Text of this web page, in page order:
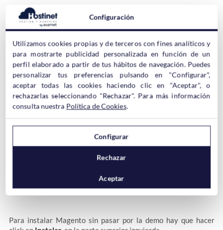
Añades los datos de acceso y entrarás a un panel de
administración completo para que puedas ver todas las
posibilidades que ofrece Magento antes de instalarlo.
Configurando la Instalación de
Magento
Para instalar Magento sin pasar por la demo hay que hacer
Configuración
Utilizamos cookies propias y de terceros con fines analíticos y
para mostrarte publicidad personalizada en función de un
perfil elaborado a partir de tus hábitos de navegación. Puedes
personalizar tus preferencias pulsando en "Configurar",
aceptar todas las cookies haciendo clic en "Aceptar", o
rechazarlas seleccionando "Rechazar". Para más información
consulta nuestra Política de Cookies.
Configurar
Rechazar
Aceptar